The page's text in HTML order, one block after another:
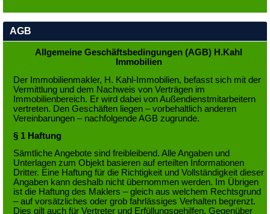
AGB
Allgemeine Geschäftsbedingungen (AGB) H.Kahl
Immobilien
Der Immobilienmakler, H. Kahl-Immobilien, befasst sich mit der
Vermittlung und dem Nachweis von Verträgen im
Immobilienbereich. Er wird dabei von Außendienstmitarbeitern
vertreten. Den Geschäften liegen – vorbehaltlich anderen
Vereinbarungen – nachfolgende AGB zugrunde.
§ 1 Haftung
Sämtliche Angebote sind freibleibend. Alle Angaben und
Unterlagen zum Objekt basieren auf erteilten Informationen
Dritter. Eine Haftung für die Richtigkeit und Vollständigkeit dieser
Angaben kann deshalb nicht übernommen werden. Im Übrigen
ist die Haftung des Maklers – gleich aus welchem Rechtsgrund
– auf vorsätzliches oder grob fahrlässiges Verhalten begrenzt.
Dies gilt auch für Vertreter und Erfüllungsgehilfen. Gegenüber